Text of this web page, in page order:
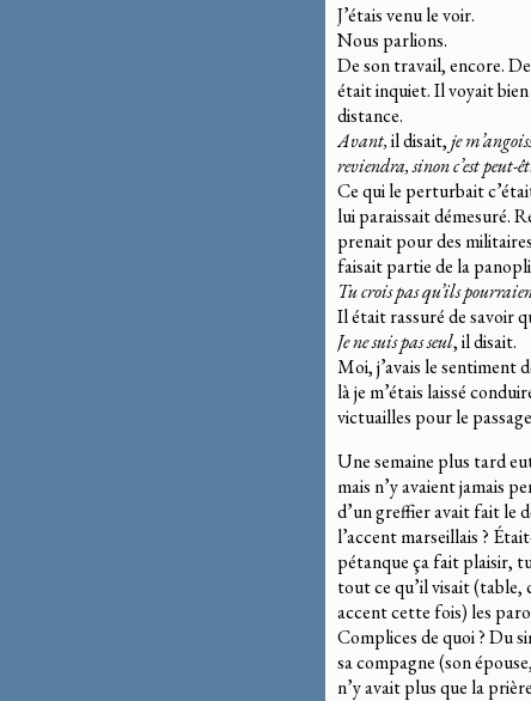
J’étais venu le voir.
Nous parlions.
De son travail, encore.
était inquiet. Il voyait
distance.
Avant,il disait,je
reviendra, sinon c’est peut-
Ce qui le perturbait
lui paraissait démesuré.
prenait pour des
faisait partie de la
Tu crois pas qu’ils
Il était rassuré de savoir
Je ne suis pas seul, il disait.
Moi, j’avais le sentiment
là je m’étais laissé
victuailles pour le
Une semaine plus tard
mais n’y avaient jamais
d’un greffier avait fait le
l’accent marseillais ?
pétanque ça fait plaisir,
tout ce qu’il visait (table,
accent cette fois) les
Complices de quoi ? Du
sa compagne (son
n’y avait plus que la